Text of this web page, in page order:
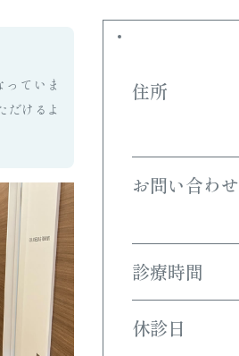
住所
お問い合わせ
診療時間
休診日
ていま
だけるよ